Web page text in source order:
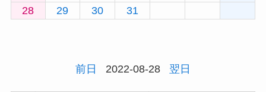
28
29 30 31
前日 2022-08-28 翌日